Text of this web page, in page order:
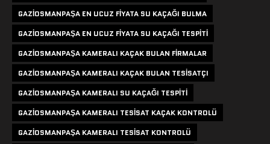
GAZIOSMANPAŞA EN UCUZ FIYATA SU KAÇAĞI BULMA
GAZIOSMANPAŞA EN UCUZ FIYATA SU KAÇAĞI TESPITI
GAZIOSMANPAŞA KAMERALI KAÇAK BULAN FIRMALAR
GAZIOSMANPAŞA KAMERALI KAÇAK BULAN TESISATÇI
GAZIOSMANPAŞA KAMERALI SU KAÇAĞI TESPITI
GAZIOSMANPAŞA KAMERALI TESISAT KAÇAK KONTROLÜ
GAZIOSMANPAŞA KAMERALI TESISAT KONTROLÜ